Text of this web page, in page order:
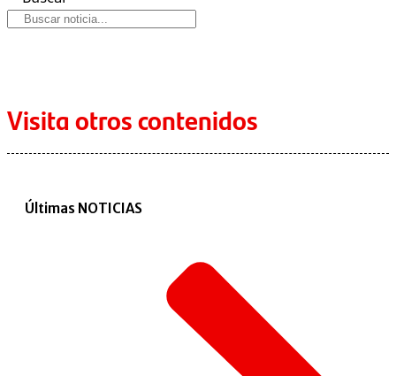
Visita otros contenidos
Últimas NOTICIAS